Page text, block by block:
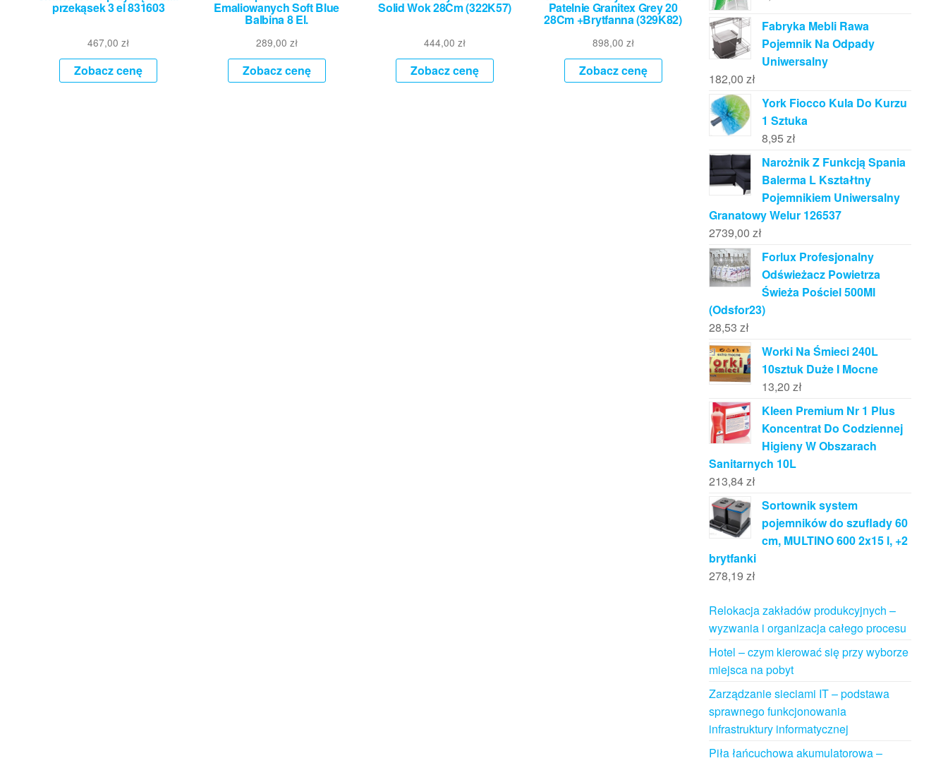
przekąsek 3 el 831603
467,00zł
Zobacz cenę
Emaliowanych Soft Blue
Balbina 8 El.
289,00 zł
Zobacz cenę
Solid Wok 28Cm (322K57)
444,00zł
Zobacz cenę
Patelnie Granitex Grey 20
28Cm +Brytfanna (329K82)
898,00 zł
Zobacz cenę
Fabryka Mebli Rawa
Pojemnik Na Odpady
Uniwersalny
182,00 zł
York Fiocco Kula Do Kurzu
1 Sztuka
8,95 zł
Narożnik Z Funkcją Spania
Balerma L Kształtny
Pojemnikiem Uniwersalny
Granatowy Welur 126537
2739,00 zł
Forlux Profesjonalny
Odświeżacz Powietrza
Świeża Pościel 500Ml
(Odsfor23)
28,53 zł
Worki Na Śmieci 240L
10sztuk Duże I Mocne
13,20 zł
Kleen Premium Nr 1 Plus
Koncentrat Do Codziennej
Higieny W Obszarach
Sanitarnych 10L
213,84zł
Sortownik system
pojemników do szuflady 60
cm, MULTINO 600 2x15 l, +2
brytfanki
278,19 zł
Relokacja zakładów produkcyjnych –
wyzwania i organizacja całego procesu
Hotel – czym kierować się przy wyborze
miejsca na pobyt
Zarządzanie sieciami IT – podstawa
sprawnego funkcjonowania
infrastruktury informatycznej
Piła łańcuchowa akumulatorowa –